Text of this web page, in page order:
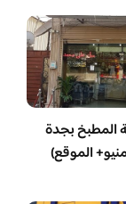
بجدة
الموقع)